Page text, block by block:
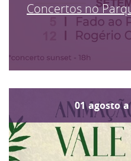
Concertos no
01 agosto a